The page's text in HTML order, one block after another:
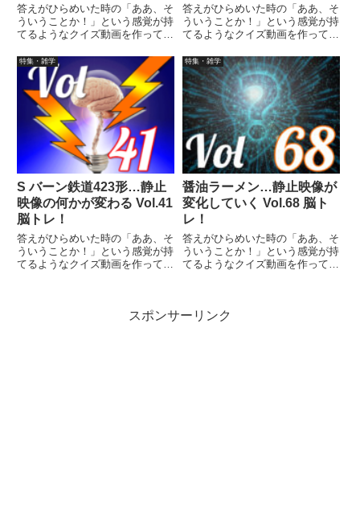
答えがひらめいた時の「ああ、そ
ういうことか！」という感覚が持
てるようなクイズ動画を作ってみ
画に答えはありませんので、最後
まで繰り返し見られます。
答えがひらめいた時の「ああ、そ
ういうことか！」という感覚が持
てるようなクイズ動画を作ってみ
画に答えはありませんので、最後
まで繰り返し見られます。答えが
ひらめいた時の「ああ、そういう
ことか！」という感覚が持てるよ
うなクイズ動画を作ってみました
（というつもりです）。動画に答
えはありませんので、最後まで繰
り返し見られます。
特集・雑学
S バーン鉄道423形…静止
映像の何かが変わる Vol.41
脳トレ！
答えがひらめいた時の「ああ、そ
ういうことか！」という感覚が持
てるようなクイズ動画を作ってみ
特集・雑学
醤油ラーメン…静止映像が
変化していく Vol.68 脳ト
レ！
答えがひらめいた時の「ああ、そ
ういうことか！」という感覚が持
てるようなクイズ動画を作ってみ
スポンサーリンク